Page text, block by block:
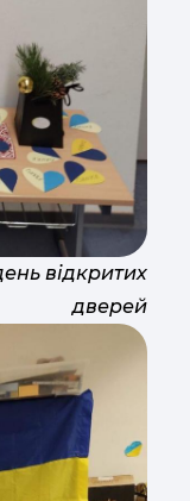
відкритих
дверей